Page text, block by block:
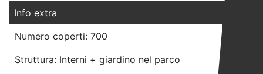
Info extra
Numero coperti: 700
Struttura: Interni + giardino nel parco